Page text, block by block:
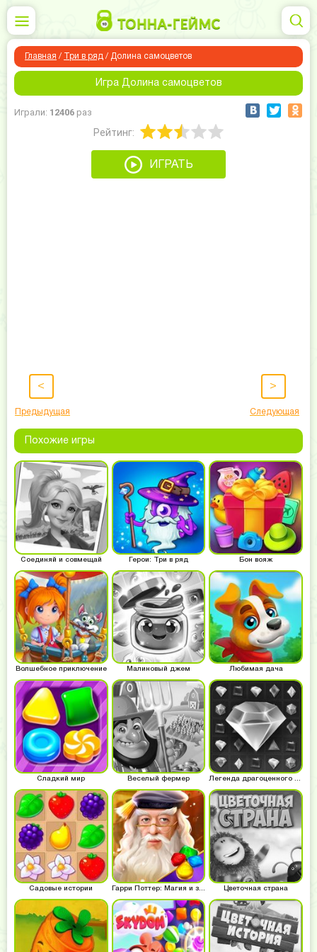
Главная / Три в ряд / Долина самоцветов
Игра Долина самоцветов
Играли: 12406 раз
Рейтинг:
ИГРАТЬ
<
Предыдущая
>
Следующая
Похожие игры
Соединяй и совмещай Герои: Три в ряд Бон вояж
Волшебное приключение Малиновый джем Любимая дача
Сладкий мир Веселый фермер Легенда драгоценного камня
Садовые истории Гарри Поттер: Магия и загадки Цветочная страна